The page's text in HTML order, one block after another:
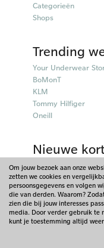
Categorieën
Shops
Trending
Your Underwear
BoMonT
KLM
Tommy Hilfiger
Oneill
Nieuwe
50plusmobiel
Parfumado
Fitpen kortingscodes
Things I Like
Briters
© 2026 -
Om jouw bezoek aan onze
zetten we cookies en
persoonsgegevens en volgen
die van derden. Waarom?
zien die bij jouw interesses
media. Door verder gebruik te
kunt je toestemming altijd